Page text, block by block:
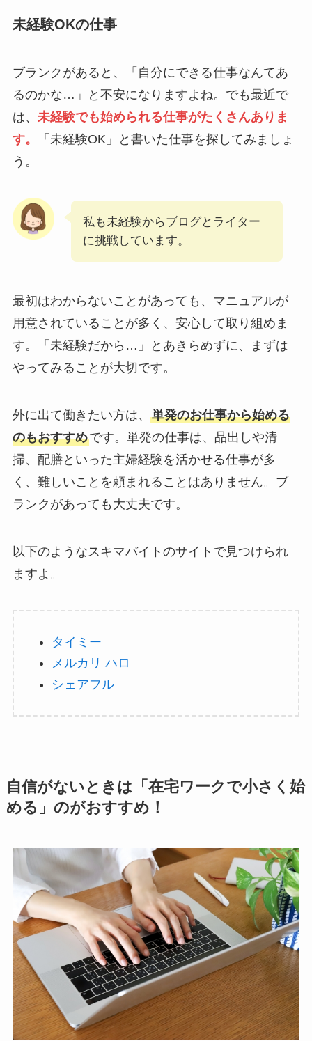
未経験OKの仕事
ブランクがあると、「自分にできる仕事なんてあ
るのかな…」と不安になりますよね。でも最近で
は、 未経験でも始められる仕事がたくさんありま
す。
「未経験OK」と書いた仕事を探してみましょ
う。
私も未経験からブログとライター
に挑戦しています。
最初はわからないことがあっても、マニュアルが
用意されていることが多く、安心して取り組めま
す。「未経験だから…」とあきらめずに、まずは
やってみることが大切です。
外に出て働きたい方は、 単発のお仕事から始める
のもおすすめです。単発の仕事は、品出しや清
掃、配膳といった主婦経験を活かせる仕事が多
く、難しいことを頼まれることはありません。ブ
ランクがあっても大丈夫です。
以下のようなスキマバイトのサイトで見つけられ
ますよ。
タイミー
メルカリ ハロ
シェアフル
自信がないときは 「在宅ワークで小さく始
める」のがおすすめ ！